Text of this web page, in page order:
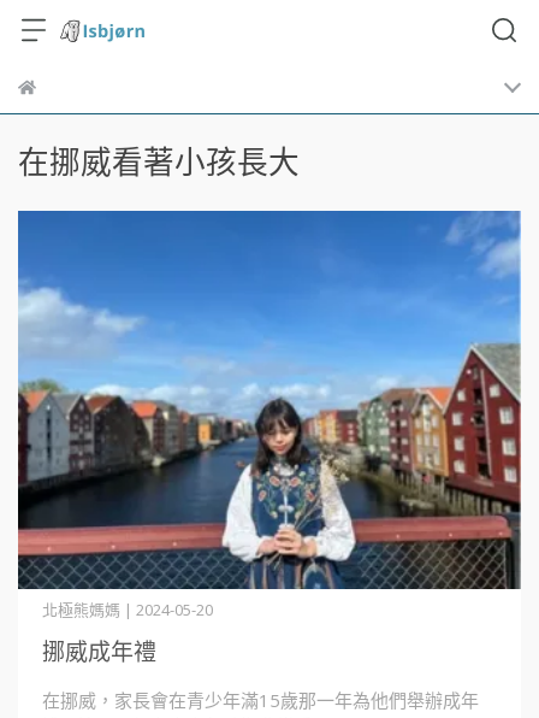
在挪威看著小孩長大
挪威成年禮
北極熊媽媽 | 2024-05-20
在挪威，家長會在青少年滿15歲那一年為他們舉辦成年